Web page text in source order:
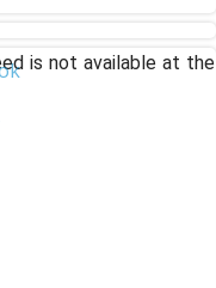
is not available at the